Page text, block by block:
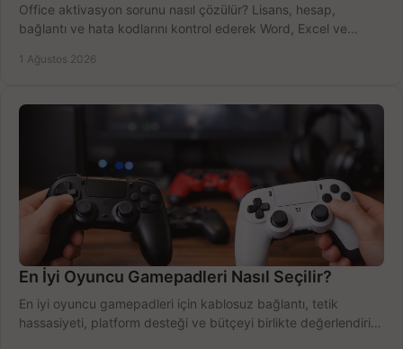
Office aktivasyon sorunu nasıl çözülür? Lisans, hesap,
bağlantı ve hata kodlarını kontrol ederek Word, Excel ve
1 Ağustos 2026
En İyi Oyuncu Gamepadleri Nasıl Seçilir?
En iyi oyuncu gamepadleri için kablosuz bağlantı, tetik
hassasiyeti, platform desteği ve bütçeyi birlikte değerlendirin;